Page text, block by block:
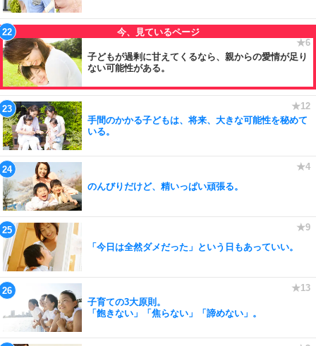
子どもが過剰に甘えてくるなら、親からの愛情が足り
ない可能性がある。
手間のかかる子どもは、将来、大きな可能性を秘めて
いる。
のんびりだけど、精いっぱい頑張る。
「今日は全然ダメだった」という日もあっていい。
子育ての3大原則。
「飽きない」「焦らない」「諦めない」。